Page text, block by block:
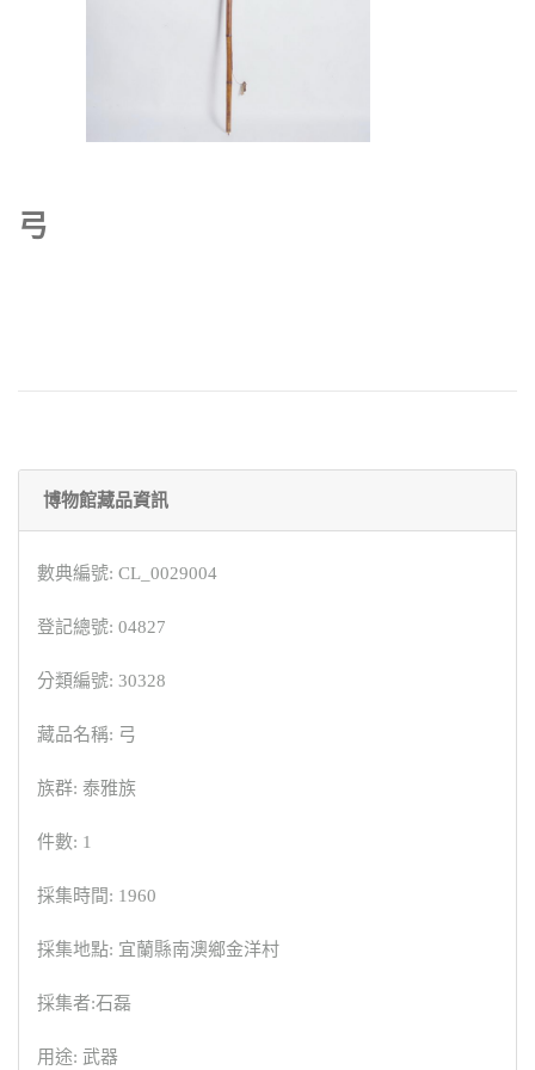
弓
博物館藏品資訊
數典編號: CL_0029004
登記總號: 04827
分類編號: 30328
藏品名稱: 弓
族群: 泰雅族
件數: 1
採集時間: 1960
採集地點: 宜蘭縣南澳鄉金洋村
採集者:石磊
用途: 武器